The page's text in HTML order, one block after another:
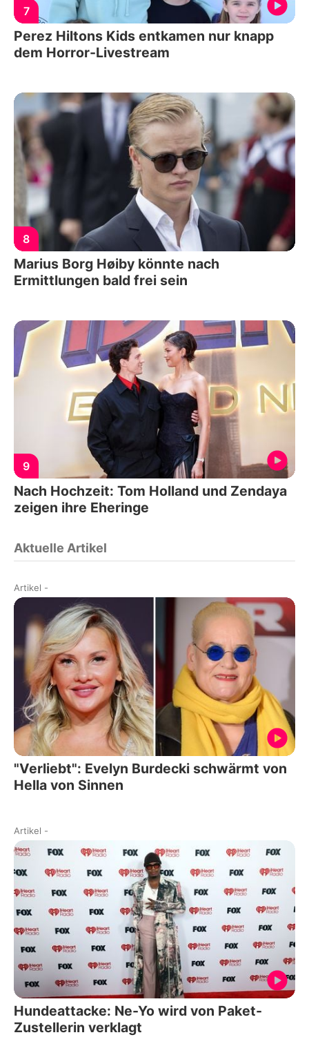
7
Perez Hiltons Kids entkamen nur knapp
dem Horror-Livestream
8
Marius Borg Høiby könnte nach
Ermittlungen bald frei sein
9
Nach Hochzeit: Tom Holland und Zendaya
zeigen ihre Eheringe
Aktuelle Artikel
Artikel -
"Verliebt": Evelyn Burdecki schwärmt von
Hella von Sinnen
Artikel -
Hundeattacke: Ne-Yo wird von Paket-
Zustellerin verklagt